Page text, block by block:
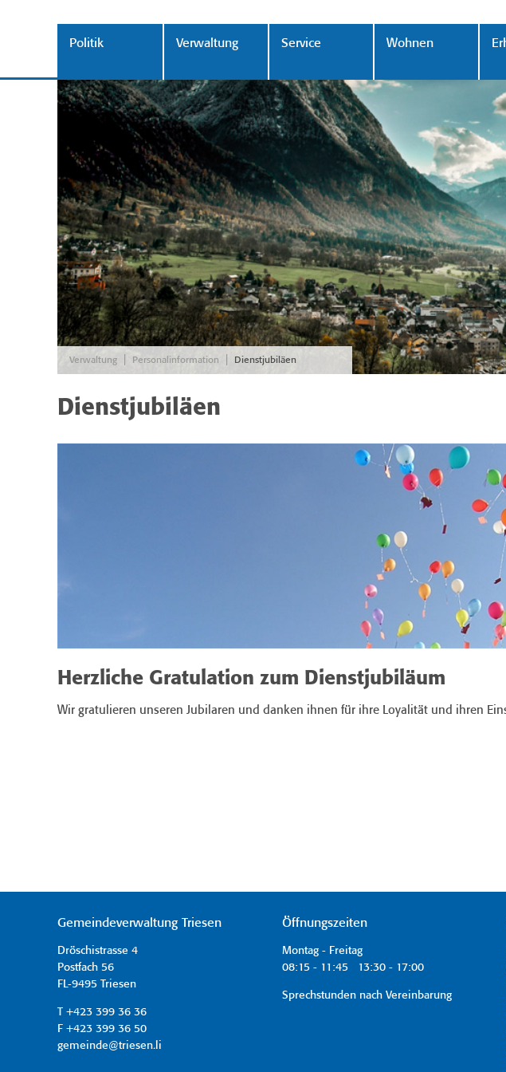
Politik Verwaltung Service Wohnen
Verwaltung Personalinformation Dienstjubiläen
Dienstjubiläen
Herzliche Gratulation zum Dienstjubiläum
Wir gratulieren unseren Jubilaren und danken ihnen für ihre Loyalität und ihren
Gemeindeverwaltung Triesen
Dröschistrasse 4
Postfach 56
FL-9495 Triesen
T +423 399 36 36
F +423 399 36 50
gemeinde@triesen.li
Öffnungszeiten
Montag - Freitag
08:15 - 11:45 13:30 - 17:00
Sprechstunden nach Vereinbarung